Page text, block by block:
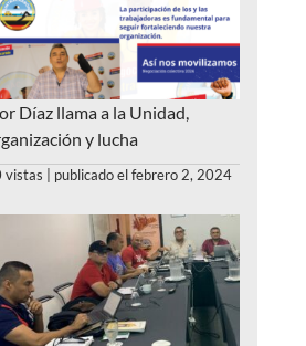
Díaz llama a la Unidad,
y lucha
vistas publicado el febrero 2, 2024